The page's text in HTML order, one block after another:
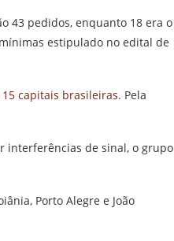
43 pedidos, enquanto 18 era o
estipulado no edital de
capitais brasileiras. Pela
interferências de sinal, o grupo
Porto Alegre e João